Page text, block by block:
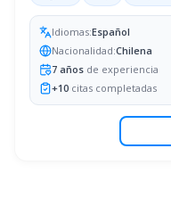
Idiomas:Español
Nacionalidad:Chilena
7 años de experiencia
+10 citas completadas